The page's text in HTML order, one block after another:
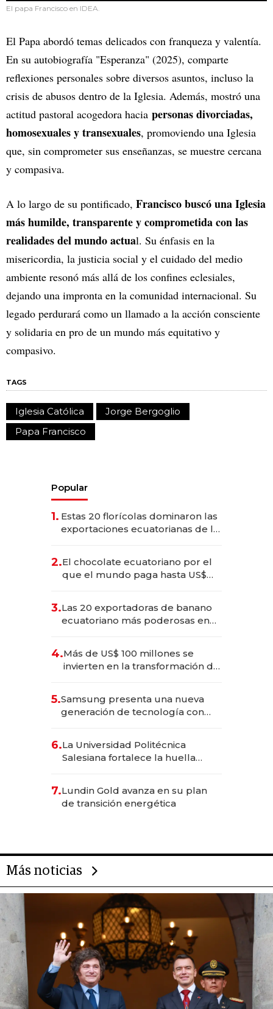
El papa Francisco en IDEA.
El Papa abordó temas delicados con franqueza y valentía.
En su autobiografía "Esperanza" (2025), comparte
reflexiones personales sobre diversos asuntos, incluso la
crisis de abusos dentro de la Iglesia. Además, mostró una
actitud pastoral acogedora hacia personas divorciadas,
homosexuales y transexuales, promoviendo una Iglesia
que, sin comprometer sus enseñanzas, se muestre cercana
y compasiva.
A lo largo de su pontificado, Francisco buscó una Iglesia
más humilde, transparente y comprometida con las
realidades del mundo actual. Su énfasis en la
misericordia, la justicia social y el cuidado del medio
ambiente resonó más allá de los confines eclesiales,
dejando una impronta en la comunidad internacional. Su
legado perdurará como un llamado a la acción consciente
y solidaria en pro de un mundo más equitativo y
compasivo.
TAGS
Iglesia Católica
Jorge Bergoglio
Papa Francisco
Popular
1. Estas 20 florícolas dominaron las
exportaciones ecuatorianas de la
2.El chocolate ecuatoriano por el
que el mundo paga hasta US$
3.Las 20 exportadoras de banano
ecuatoriano más poderosas en
4.Más de US$ 100 millones se
invierten en la transformación de
5.Samsung presenta una nueva
generación de tecnología con
6.La Universidad Politécnica
Salesiana fortalece la huella
7.Lundin Gold avanza en su plan
de transición energética
Más noticias